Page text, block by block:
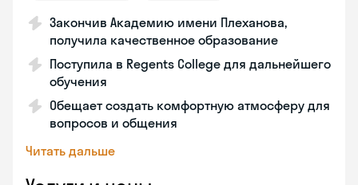
Закончив Академию имени Плеханова,
получила качественное образование
Поступила в Regents College для дальнейшего
обучения
Обещает создать комфортную атмосферу для
вопросов и общения
Читать дальше